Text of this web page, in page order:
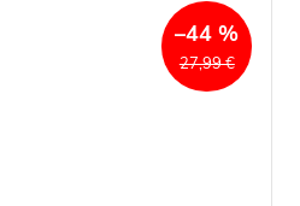
27,99 €
–44 %